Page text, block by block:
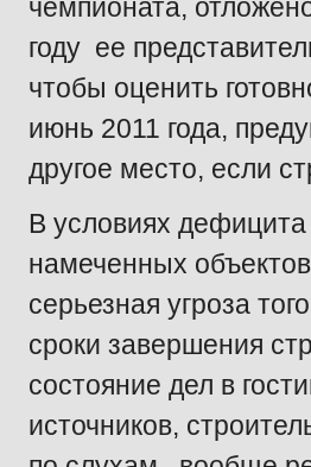
чемпионата,
году ее
чтобы оценить
июнь 2011 года,
другое место, если
В условиях
намеченных
серьезная угроза
сроки завершения
состояние дел в
источников,